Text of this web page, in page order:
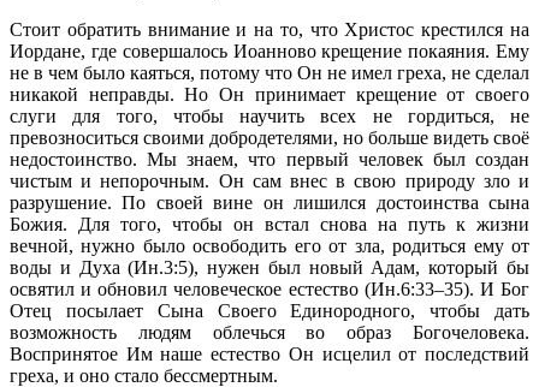
Стоит обратить внимание и на то, что Христос крестился на
Иордане, где совершалось Иоанново крещение покаяния. Ему
не в чем было каяться, потому что Он не имел греха, не сделал
никакой неправды. Но Он принимает крещение от своего
слуги для того, чтобы научить всех не гордиться, не
превозноситься своими добродетелями, но больше видеть своё
недостоинство. Мы знаем, что первый человек был создан
чистым и непорочным. Он сам внес в свою природу зло и
разрушение. По своей вине он лишился достоинства сына
Божия. Для того, чтобы он встал снова на путь к жизни
вечной, нужно было освободить его от зла, родиться ему от
воды и Духа (Ин.3:5), нужен был новый Адам, который бы
освятил и обновил человеческое естество (Ин.6:33–35). И Бог
Отец посылает Сына Своего Единородного, чтобы дать
возможность людям облечься во образ Богочеловека.
Воспринятое Им наше естество Он исцелил от последствий
греха, и оно стало бессмертным.